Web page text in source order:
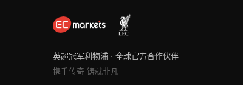
英超冠军利物浦 · 全球官方合作伙伴
携手传奇 铸就非凡